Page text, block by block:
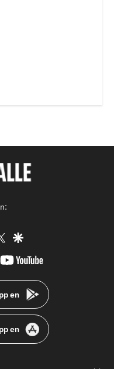
twittergoogle
youtube-
en
en